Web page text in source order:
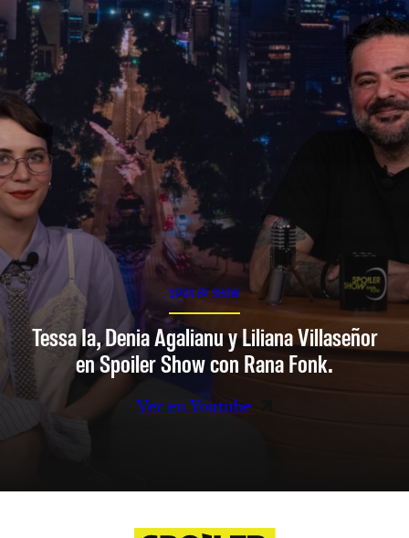
SPOILER SHOW
Tessa Ia, Denia Agalianu y Liliana Villaseñor
en Spoiler Show con Rana Fonk.
Ver en Youtube